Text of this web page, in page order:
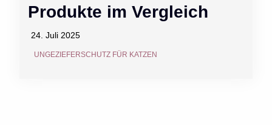
Produkte im Vergleich
24. Juli 2025
UNGEZIEFERSCHUTZ FÜR KATZEN